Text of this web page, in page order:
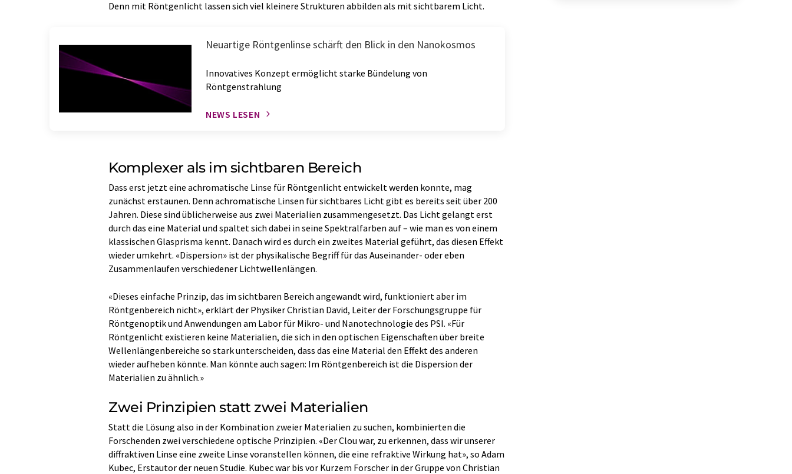
Denn mit Röntgenlicht lassen sich viel kleinere Strukturen abbilden als mit sichtbarem Licht.
Neuartige Röntgenlinse schärft den Blick in den Nanokosmos
Innovatives Konzept ermöglicht starke Bündelung von
Röntgenstrahlung
NEWS LESEN
Komplexer als im sichtbaren Bereich
Dass erst jetzt eine achromatische Linse für Röntgenlicht entwickelt werden konnte, mag
zunächst erstaunen. Denn achromatische Linsen für sichtbares Licht gibt es bereits seit über 200
Jahren. Diese sind üblicherweise aus zwei Materialien zusammengesetzt. Das Licht gelangt erst
durch das eine Material und spaltet sich dabei in seine Spektralfarben auf – wie man es von einem
klassischen Glasprisma kennt. Danach wird es durch ein zweites Material geführt, das diesen Effekt
wieder umkehrt. «Dispersion» ist der physikalische Begriff für das Auseinander- oder eben
Zusammenlaufen verschiedener Lichtwellenlängen.
«Dieses einfache Prinzip, das im sichtbaren Bereich angewandt wird, funktioniert aber im
Röntgenbereich nicht», erklärt der Physiker Christian David, Leiter der Forschungsgruppe für
Röntgenoptik und Anwendungen am Labor für Mikro- und Nanotechnologie des PSI. «Für
Röntgenlicht existieren keine Materialien, die sich in den optischen Eigenschaften über breite
Wellenlängenbereiche so stark unterscheiden, dass das eine Material den Effekt des anderen
wieder aufheben könnte. Man könnte auch sagen: Im Röntgenbereich ist die Dispersion der
Materialien zu ähnlich.»
Zwei Prinzipien statt zwei Materialien
Statt die Lösung also in der Kombination zweier Materialien zu suchen, kombinierten die
Forschenden zwei verschiedene optische Prinzipien. «Der Clou war, zu erkennen, dass wir unserer
diffraktiven Linse eine zweite Linse voranstellen können, die eine refraktive Wirkung hat», so Adam
Kubec, Erstautor der neuen Studie. Kubec war bis vor Kurzem Forscher in der Gruppe von Christian